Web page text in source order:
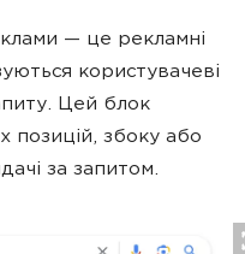
— це рекламні
користувачеві
Цей блок
позицій, збоку або
за запитом.